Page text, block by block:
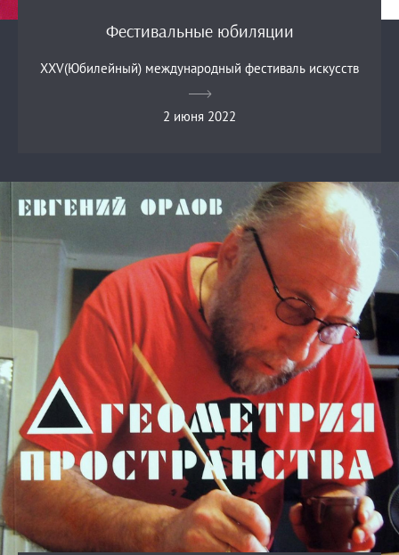
Фестивальные юбиляции
XXV(Юбилейный) международный фестиваль искусств
2 июня 2022